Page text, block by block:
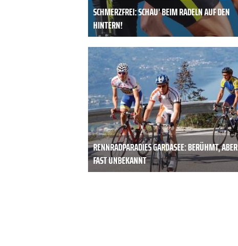
SCHMERZFREI: SCHAU' BEIM RADELN AUF DEN
HINTERN!
RENNRADPARADIES GARDASEE: BERÜHMT, ABER
FAST UNBEKANNT